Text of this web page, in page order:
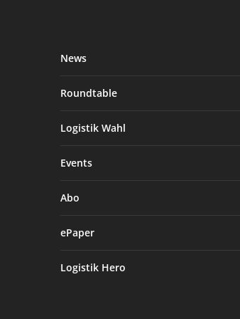
News
Roundtable
Logistik Wahl
Events
Abo
ePaper
Logistik Hero